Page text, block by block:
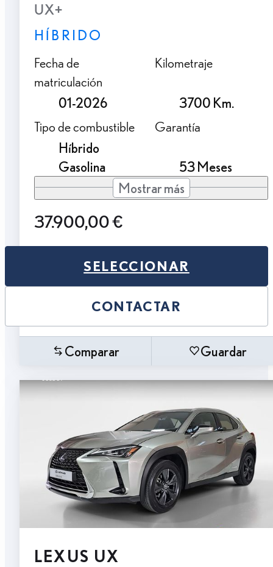
UX+
HÍBRIDO
Fecha de
matriculación
01-2026
Kilometraje
3700 Km.
Tipo de combustible
Híbrido
Gasolina
Garantía
53 Meses
Mostrar más
37.900,00 €
SELECCIONAR
CONTACTAR
Comparar Guardar
LEXUS UX